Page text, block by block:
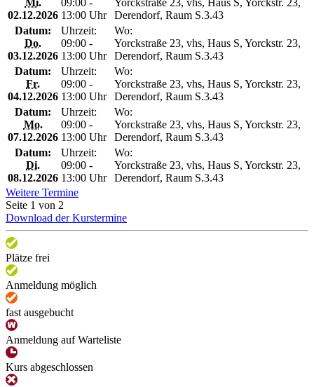
Mi.
02.12.2026
09:00 -
13:00 Uhr
Yorckstraße 23, vhs, Haus S, Yorckstr. 23,
Derendorf, Raum S.3.43
Datum:
Do.
03.12.2026
Uhrzeit:
09:00 -
13:00 Uhr
Wo:
Yorckstraße 23, vhs, Haus S, Yorckstr. 23,
Derendorf, Raum S.3.43
Datum:
Fr.
04.12.2026
Uhrzeit:
09:00 -
13:00 Uhr
Wo:
Yorckstraße 23, vhs, Haus S, Yorckstr. 23,
Derendorf, Raum S.3.43
Datum:
Mo.
07.12.2026
Uhrzeit:
09:00 -
13:00 Uhr
Wo:
Yorckstraße 23, vhs, Haus S, Yorckstr. 23,
Derendorf, Raum S.3.43
Datum:
Di.
08.12.2026
Uhrzeit:
09:00 -
13:00 Uhr
Wo:
Yorckstraße 23, vhs, Haus S, Yorckstr. 23,
Derendorf, Raum S.3.43
Weitere Termine
Seite 1 von 2
Download der Kurstermine
Plätze frei
Anmeldung möglich
fast ausgebucht
Anmeldung auf Warteliste
Kurs abgeschlossen